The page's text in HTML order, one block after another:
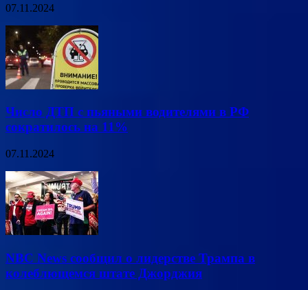
07.11.2024
Число ДТП с пьяными водителями в РФ
сократилось на 11%
07.11.2024
NBC News сообщил о лидерстве Трампа в
колеблющемся штате Джорджия